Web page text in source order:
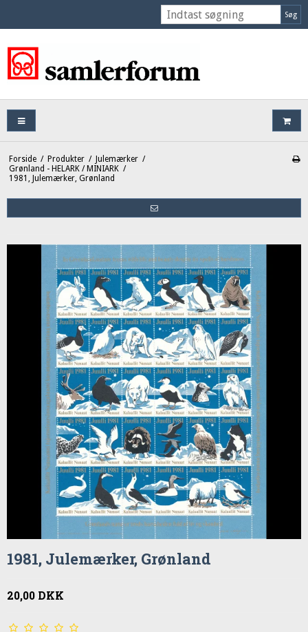
Søg
Forside / Produkter / Julemærker /
Grønland - HELARK / MINIARK /
1981, Julemærker, Grønland
1981, Julemærker, Grønland
20,00 DKK